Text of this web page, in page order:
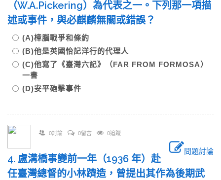
（W.A.Pickering）為代表之一。下列那一項描
述或事件，與必麒麟無關或錯誤？
(A)樟腦戰爭和條約
(B)他是英國怡記洋行的代理人
(C)他寫了《臺灣六記》（FAR FROM FORMOSA）
一書
(D)安平砲擊事件
0討論 0留言 0追蹤
問題討論
4. 盧溝橋事變前一年（1936 年）赴
任臺灣總督的小林躋造，曾提出其作為後期武